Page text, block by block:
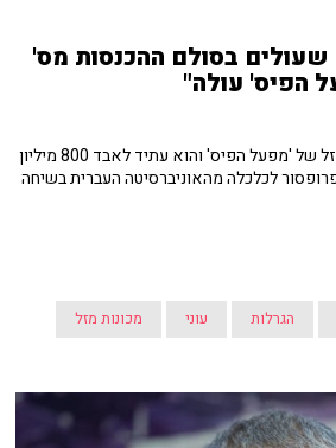
בסולם ההכנסות מס'
הפיס' עולה"
הופסקה פעילות מכונות המזל של 'מפעל הפיס' והוא עתיד לאבד 800 מיליון
לכלכלה מהאוניברסיטה העברית בשיחה
הגרלות עוני מכונות מזל